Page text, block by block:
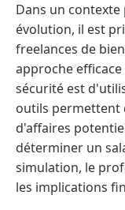
Dans un
évolution, il est
freelances de
approche
sécurité est
outils permettent
d'affaires
déterminer un
simulation, le
les implications